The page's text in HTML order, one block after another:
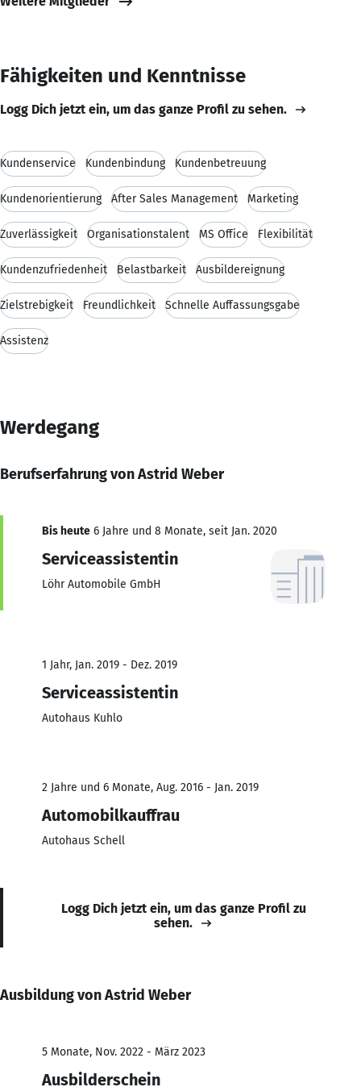
Fähigkeiten und Kenntnisse
Logg Dich jetzt ein, um das ganze Profil zu sehen.
Kundenservice Kundenbindung Kundenbetreuung
Kundenorientierung After Sales Management Marketing
Zuverlässigkeit Organisationstalent MS Office Flexibilität
Kundenzufriedenheit Belastbarkeit Ausbildereignung
Zielstrebigkeit Freundlichkeit Schnelle Auffassungsgabe
Assistenz
Werdegang
Berufserfahrung von Astrid Weber
Bis heute 6 Jahre und 8 Monate, seit Jan. 2020
Serviceassistentin
Löhr Automobile GmbH
1 Jahr, Jan. 2019 - Dez. 2019
Serviceassistentin
Autohaus Kuhlo
2 Jahre und 6 Monate, Aug. 2016 - Jan. 2019
Automobilkauffrau
Autohaus Schell
Logg Dich jetzt ein, um das ganze Profil zu
sehen.
Ausbildung von Astrid Weber
5 Monate, Nov. 2022 - März 2023
Ausbilderschein